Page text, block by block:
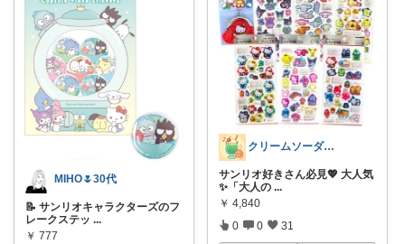
MIHO🌷30代
📝 サンリオキャラクターズのフ
レークステッ ...
￥ 777
クリームソーダ♫昭和平成レトロ好き母
サンリオ好きさん必見💖 大人気
✨「大人の ...
￥ 4,840
0 0 31